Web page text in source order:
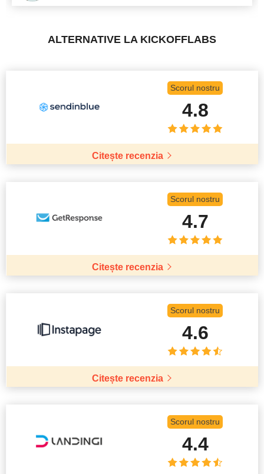
ALTERNATIVE LA KICKOFFLABS
Scorul nostru
4.8
Citește recenzia
Scorul nostru
4.7
Citește recenzia
Scorul nostru
4.6
Citește recenzia
Scorul nostru
4.4